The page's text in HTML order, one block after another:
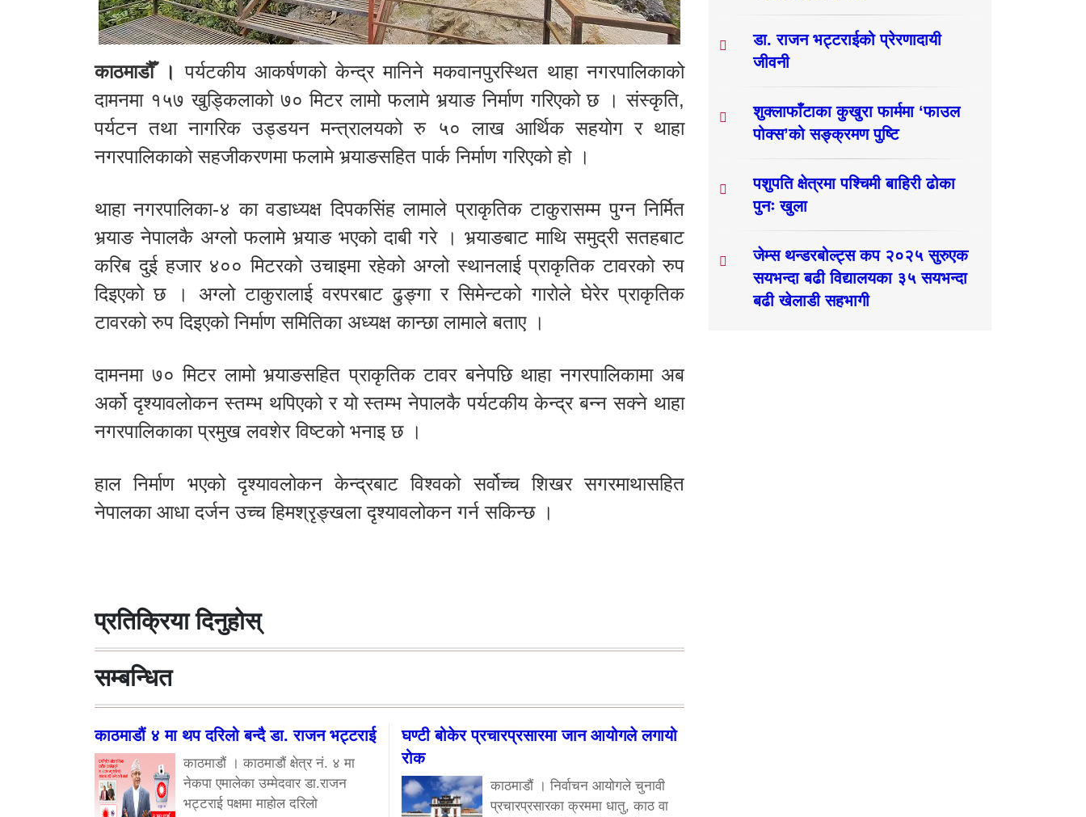
काठमाडौँ । पर्यटकीय आकर्षणको केन्द्र मानिने मकवानपुरस्थित थाहा नगरपालिकाको
दामनमा १५७ खुड्किलाको ७० मिटर लामो फलामे भर्‍याङ निर्माण गरिएको छ । संस्कृति,
पर्यटन तथा नागरिक उड्डयन मन्त्रालयको रु ५० लाख आर्थिक सहयोग र थाहा
नगरपालिकाको सहजीकरणमा फलामे भर्‍याङसहित पार्क निर्माण गरिएको हो ।
थाहा नगरपालिका-४ का वडाध्यक्ष दिपकसिंह लामाले प्राकृतिक टाकुरासम्म पुग्न निर्मित
भर्‍याङ नेपालकै अग्लो फलामे भर्‍याङ भएको दाबी गरे । भर्‍याङबाट माथि समुद्री सतहबाट
करिब दुई हजार ४०० मिटरको उचाइमा रहेको अग्लो स्थानलाई प्राकृतिक टावरको रुप
दिइएको छ । अग्लो टाकुरालाई वरपरबाट ढुङ्गा र सिमेन्टको गारोले घेरेर प्राकृतिक
टावरको रुप दिइएको निर्माण समितिका अध्यक्ष कान्छा लामाले बताए ।
दामनमा ७० मिटर लामो भर्‍याङसहित प्राकृतिक टावर बनेपछि थाहा नगरपालिकामा अब
अर्को दृश्यावलोकन स्तम्भ थपिएको र यो स्तम्भ नेपालकै पर्यटकीय केन्द्र बन्न सक्ने थाहा
नगरपालिकाका प्रमुख लवशेर विष्टको भनाइ छ ।
हाल निर्माण भएको दृश्यावलोकन केन्द्रबाट विश्वको सर्वोच्च शिखर सगरमाथासहित
नेपालका आधा दर्जन उच्च हिमश्रृङ्खला दृश्यावलोकन गर्न सकिन्छ ।
प्रतिक्रिया दिनुहोस्
सम्बन्धित
काठमाडौं ४ मा थप दरिलो बन्दै डा. राजन भट्टराई
काठमाडौं । काठमाडौं क्षेत्र नं. ४ मा
नेकपा एमालेका उम्मेदवार डा.राजन
भट्टराई पक्षमा माहोल दरिलो
घण्टी बोकेर प्रचारप्रसारमा जान आयोगले लगायो
रोक
काठमाडौं । निर्वाचन आयोगले चुनावी
प्रचारप्रसारका क्रममा धातु, काठ वा
डा. राजन भट्टराईको प्रेरणादायी
जीवनी
शुक्लाफाँटाका कुखुरा फार्ममा ‘फाउल
पोक्स’को सङ्क्रमण पुष्टि
पशुपति क्षेत्रमा पश्चिमी बाहिरी ढोका
पुनः खुला
जेम्स थन्डरबोल्ट्स कप २०२५ सुरुएक
सयभन्दा बढी विद्यालयका ३५ सयभन्दा
बढी खेलाडी सहभागी